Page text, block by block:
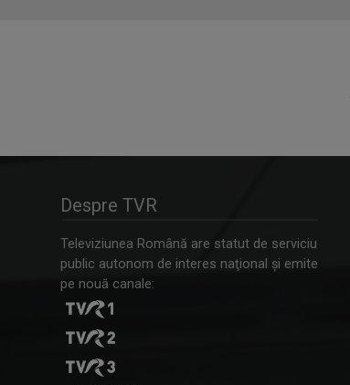
Despre TVR
Televiziunea Română are statut de serviciu
public autonom de interes naţional şi emite
pe nouă canale: